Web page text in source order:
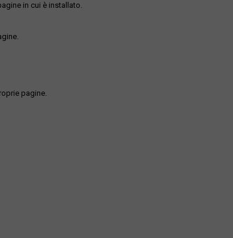
in cui è installato.
pagine.